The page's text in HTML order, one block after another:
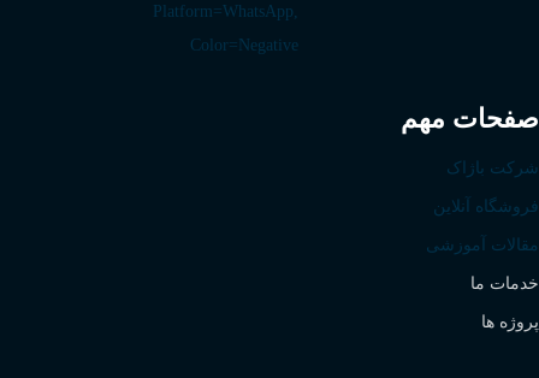
صفحات مهم
شرکت باژاک
فروشگاه آنلاین
مقالات آموزشی
خدمات ما
پروژه ها